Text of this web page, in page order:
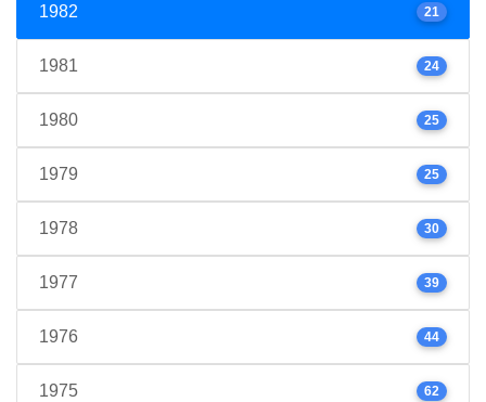
1982 21
1981 24
1980 25
1979 25
1978 30
1977 39
1976 44
1975 62